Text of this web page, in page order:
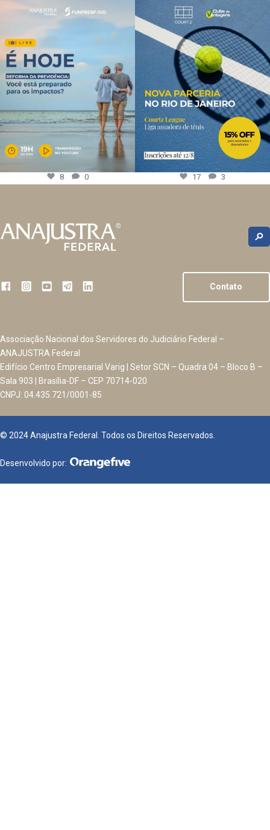
8 0 17 3
Contato
Associação Nacional dos Servidores do Judiciário Federal –
ANAJUSTRA Federal
Edifício Centro Empresarial Varig | Setor SCN – Quadra 04 – Bloco B –
Sala 903 | Brasília-DF – CEP 70714-020
CNPJ: 04.435.721/0001-85
© 2024 Anajustra Federal. Todos os Direitos Reservados.
Desenvolvido por: